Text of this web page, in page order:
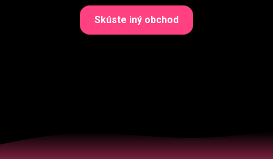
Skúste iný obchod